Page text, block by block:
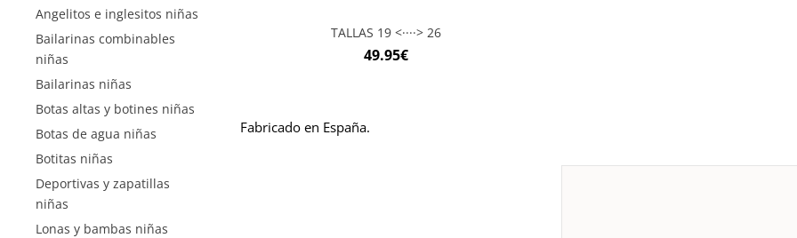
TALLAS 19 <····> 26
49.95€
Fabricado en España.
Angelitos e inglesitos niñas
Bailarinas combinables
niñas
Bailarinas niñas
Botas altas y botines niñas
Botas de agua niñas
Botitas niñas
Deportivas y zapatillas
niñas
Lonas y bambas niñas